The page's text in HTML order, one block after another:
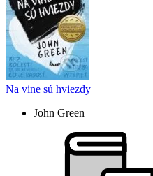
Na vine sú hviezdy
John Green